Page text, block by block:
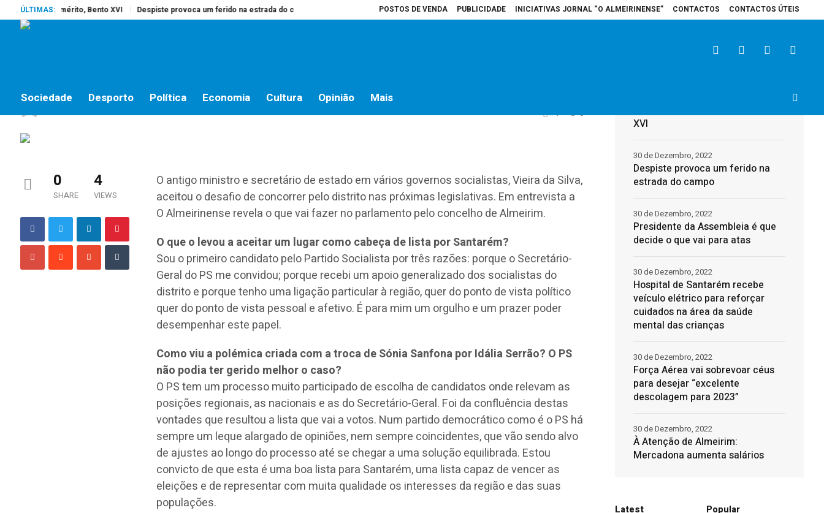
POSTOS DE VENDA PUBLICIDADE INICIATIVAS JORNAL “O ALMEIRINENSE” CONTACTOS CONTACTOS ÚTEIS
ÚLTIMAS:
Papa Emérito, Bento XVI Despiste provoca um ferido na estrada do campo Presidente da Assembleia é que decide o que vai para atas Hospital de Santarém recebe veículo elétrico para reforçar cuidados na área da
Sociedade Desporto Política Economia Cultura Opinião Mais
4 0
0
SHARE
4
VIEWS
O antigo ministro e secretário de estado em vários governos socialistas, Vieira da Silva,
aceitou o desafio de concorrer pelo distrito nas próximas legislativas. Em entrevista a
O Almeirinense revela o que vai fazer no parlamento pelo concelho de Almeirim.
O que o levou a aceitar um lugar como cabeça de lista por Santarém?
Sou o primeiro candidato pelo Partido Socialista por três razões: porque o Secretário-
Geral do PS me convidou; porque recebi um apoio generalizado dos socialistas do
distrito e porque tenho uma ligação particular à região, quer do ponto de vista político
quer do ponto de vista pessoal e afetivo. É para mim um orgulho e um prazer poder
desempenhar este papel.
Como viu a polémica criada com a troca de Sónia Sanfona por Idália Serrão? O PS
não podia ter gerido melhor o caso?
O PS tem um processo muito participado de escolha de candidatos onde relevam as
posições regionais, as nacionais e as do Secretário-Geral. Foi da confluência destas
vontades que resultou a lista que vai a votos. Num partido democrático como é o PS há
sempre um leque alargado de opiniões, nem sempre coincidentes, que vão sendo alvo
de ajustes ao longo do processo até se chegar a uma solução equilibrada. Estou
convicto de que esta é uma boa lista para Santarém, uma lista capaz de vencer as
eleições e de representar com muita qualidade os interesses da região e das suas
populações.
XVI
Despiste provoca um ferido na
estrada do campo
30 de Dezembro, 2022
Presidente da Assembleia é que
decide o que vai para atas
30 de Dezembro, 2022
Hospital de Santarém recebe
veículo elétrico para reforçar
cuidados na área da saúde
mental das crianças
30 de Dezembro, 2022
Força Aérea vai sobrevoar céus
para desejar “excelente
descolagem para 2023”
30 de Dezembro, 2022
À Atenção de Almeirim:
Mercadona aumenta salários
30 de Dezembro, 2022
Latest Popular